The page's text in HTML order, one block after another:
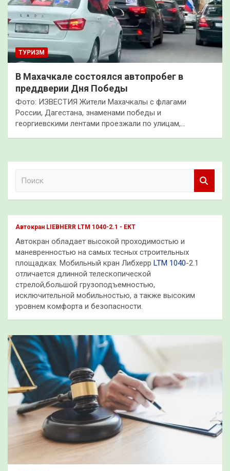
ТУРИЗМ
В Махачкале состоялся автопробег в
преддверии Дня Победы
Фото: ИЗВЕСТИЯ Жители Махачкалы с флагами
России, Дагестана, знаменами победы и
георгиевскими лентами проезжали по улицам,…
к
Автокран LIEBHERR LTM 1040-2.1 - ЕКТ
Автокран обладает высокой проходимостью и
маневренностью на самых тесных строительных
площадках. Мобильный кран Либхерр LTM 1040-2.1
отличается длинной телескопической
стрелой,большой грузоподъемностью,
исключительной мобильностью, а также высоким
уровнем комфорта и безопасности.